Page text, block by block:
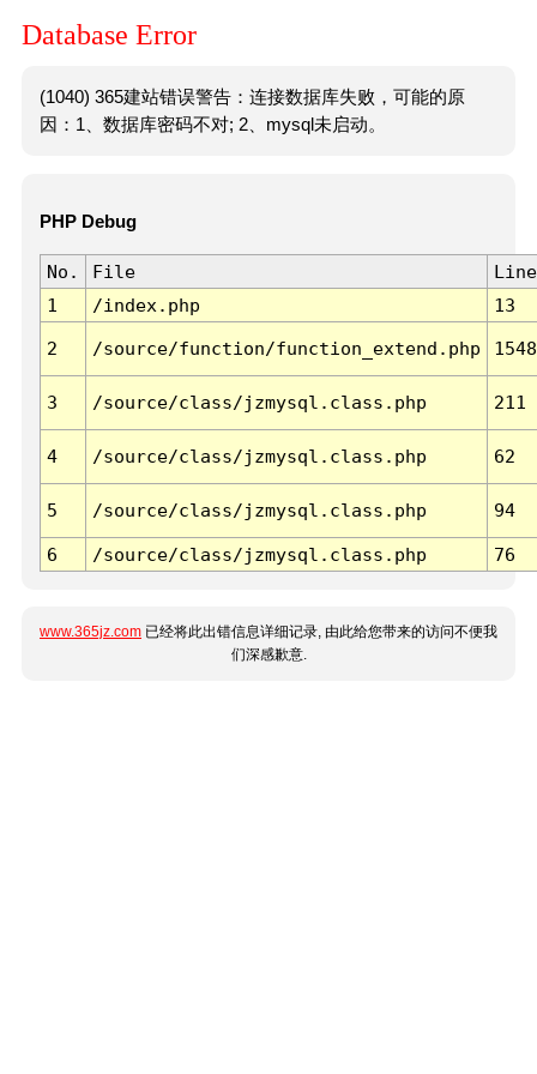
Database Error
(1040) 365建站错误警告：连接数据库失败，可能的原
因：1、数据库密码不对; 2、mysql未启动。
PHP Debug
No. File
Line
1
/index.php 13
2 /source/function/function_extend.php 1548
3 /source/class/jzmysql.class.php 211
4 /source/class/jzmysql.class.php 62
5 /source/class/jzmysql.class.php 94
6 /source/class/jzmysql.class.php 76
www.365jz.com 已经将此出错信息详细记录, 由此给您带来的访问不便我
们深感歉意.